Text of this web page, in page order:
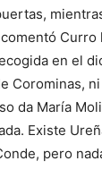
Curro
en el
Corominas,
da María
Existe
pero